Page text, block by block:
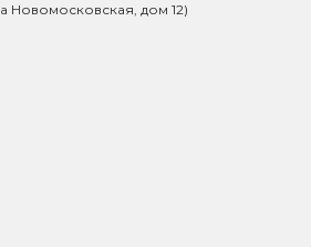
Новомосковская, дом 12)